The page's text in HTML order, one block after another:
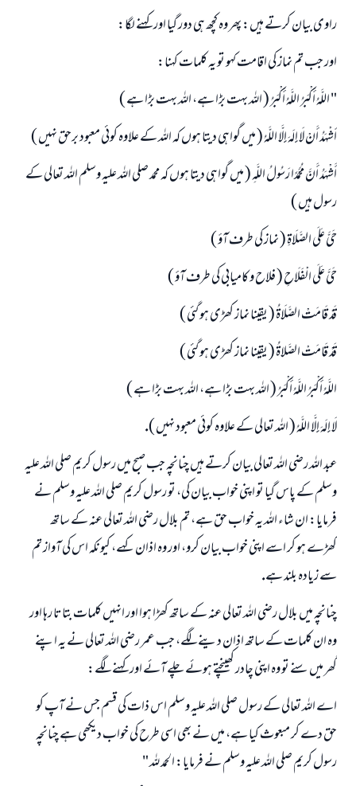
راوى بيان كرتے ہيں: پھر وہ كچھ ہى دور گيا اور كہنے لگا:
اور جب تم نماز كى اقامت كہو تو يہ كلمات كہنا:
" اللَّهُ أَكْبَرُ اللَّهُ أَكْبَرُ ( اللہ بہت بڑا ہے، اللہ بہت بڑا ہے )
َأشْهَدُ أَنْ لَا إِلَهَ إِلَّا اللَّهُ ( ميں گواہى ديتا ہوں كہ اللہ كے علاوہ كوئى معبود برحق نہيں )
أَشْهَدُ أَنَّ مُحَمَّدًا رَسُولُ اللَّهِ ( ميں گواہى ديتا ہوں كہ محمد صلى اللہ عليہ وسلم اللہ تعالى كے
رسول ہيں )
حَيَّ عَلَى الصَّلَاةِ ( نماز كى طرف آؤ )
حَيَّ عَلَى الْفَلَاحِ ( فلاح و كاميابى كى طرف آؤ )
قَدْ قَامَتْ الصَّلَاةُ ( يقينا نماز كھڑى ہو گئى )
قَدْ قَامَتْ الصَّلاةُ ( يقينا نماز كھڑى ہو گئى )
اللَّهُ أَكْبَرُ اللَّهُ أَكْبَرُ ( اللہ بہت بڑا ہے، اللہ بہت بڑا ہے )
لَا إِلَهَ إِلَّا اللَّهُ ( اللہ تعالى كے علاوہ كوئى معبود نہيں ).
عبد اللہ رضى اللہ تعالى بيان كرتے ہيں چنانچہ جب صبح ميں رسول كريم صلى اللہ عليہ
وسلم كے پاس گيا تو اپنى خواب بيان كى، تو رسول كريم صلى اللہ عليہ وسلم نے
فرمايا: ان شاء اللہ يہ خواب حق ہے، تم بلال رضى اللہ تعالى عنہ كے ساتھ
كھڑے ہو كر اسے اپنى خواب بيان كرو، اور وہ اذان كہے، كيونكہ اس كى آواز تم
سے زيادہ بلند ہے.
چنانچہ ميں بلال رضى اللہ تعالى عنہ كے ساتھ كھڑا ہوا اور انہيں كلمات بتاتا رہا اور
وہ ان كلمات كے ساتھ اذان دينے لگے، جب عمر رضى اللہ تعالى نے يہ اپنے
گھر ميں سنے تو وہ اپنى چادر كھينچتے ہوئے چلے آئے اور كہنے لگے:
اے اللہ تعالى كے رسول صلى اللہ عليہ وسلم اس ذات كى قسم جس نے آپ كو
حق دے كر مبعوث كيا ہے، ميں نے بھى اسى طرح كى خواب ديكھى ہے چنانچہ
رسول كريم صلى اللہ عليہ وسلم نے فرمايا: الحمد للہ "